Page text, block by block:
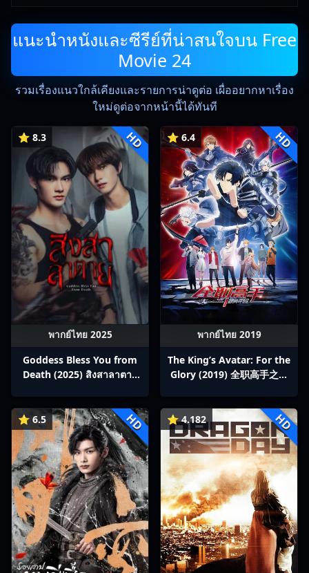
แนะนำหนังและซีรีย์ที่น่าสนใจบน Free
Movie 24
รวมเรื่องแนวใกล้เคียงและรายการน่าดูต่อ เผื่ออยากหาเรื่อง
ใหม่ดูต่อจากหน้านี้ได้ทันที
⭐ 8.3 HD
พากย์ไทย 2025
Goddess Bless You from
Death (2025) สิงสาลาตาย
⭐ 6.4 HD
พากย์ไทย 2019
The King’s Avatar: For the
Glory (2019) 全职高手之巅
⭐ 6.5 HD ⭐ 4.182 HD